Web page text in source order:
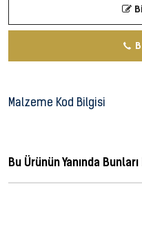
Malzeme Kod Bilgisi
Bu Ürünün Yanında